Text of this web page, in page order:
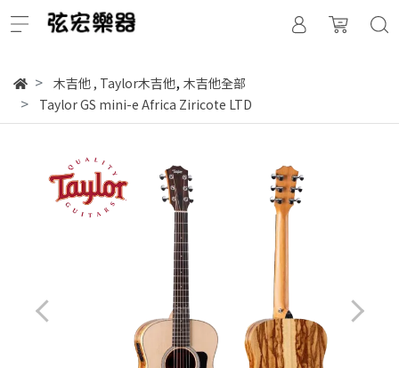
木吉他, Taylor木吉他, 木吉他全部
Taylor GS mini-e Africa Ziricote LTD